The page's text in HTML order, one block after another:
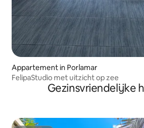
Appartement in Porlamar
FelipaStudio met uitzicht op zee
Gezinsvriendelijke